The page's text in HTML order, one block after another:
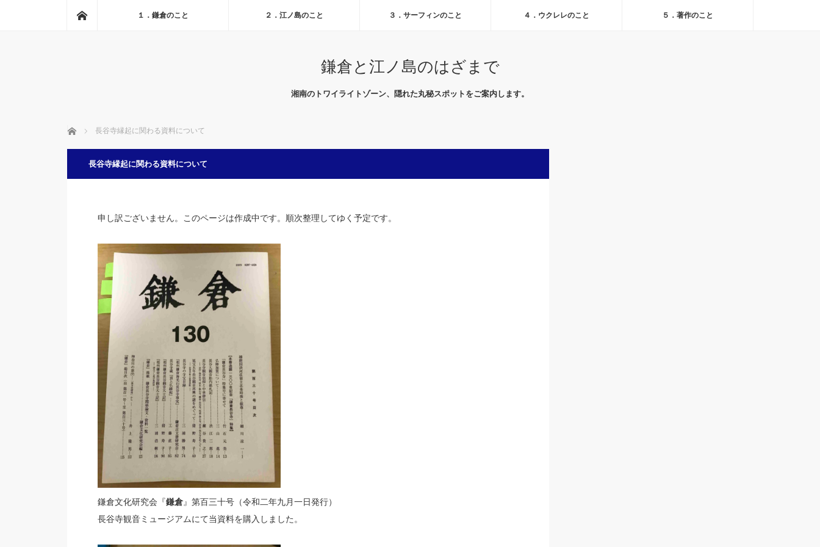
１．鎌倉のこと ２．江ノ島のこと ３．サーフィンのこと ４．ウクレレのこと ５．著作のこと
鎌倉と江ノ島のはざまで
湘南のトワイライトゾーン、隠れた丸秘スポットをご案内します。
ホーム 長谷寺縁起に関わる資料について
長谷寺縁起に関わる資料について
申し訳ございません。このページは作成中です。順次整理してゆく予定です。
鎌倉文化研究会『鎌倉』第百三十号（令和二年九月一日発行）
長谷寺観音ミュージアムにて当資料を購入しました。